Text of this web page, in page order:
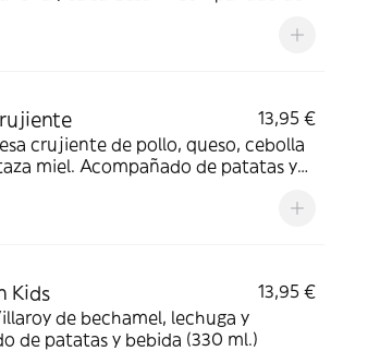
13,95 €
crujiente de pollo, queso, cebolla
miel. Acompañado de patatas y
Kids
13,95 €
de bechamel, lechuga y
de patatas y bebida (330 ml.)